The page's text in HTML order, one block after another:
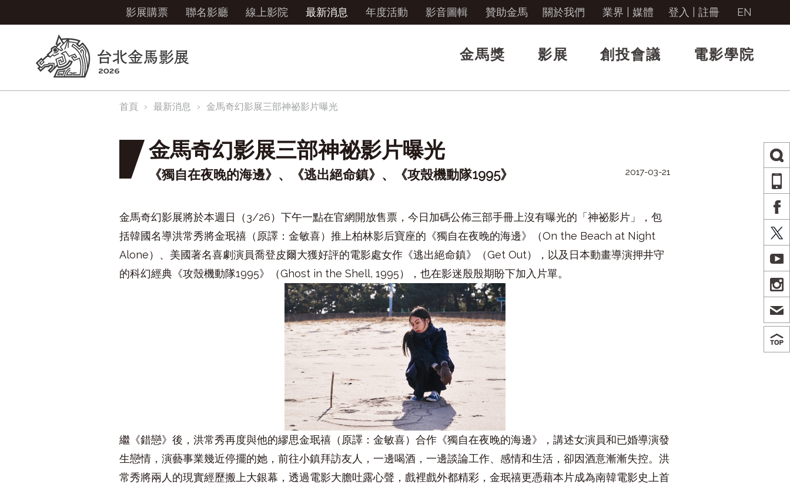
影展購票 聯名影廳 線上影院 最新消息 年度活動 影音圖輯 贊助金馬 關於我們 業界 | 媒體 登入 註冊 EN
金馬獎 影展 創投會議 電影學院
首頁 最新消息 金馬奇幻影展三部神祕影片曝光
金馬奇幻影展三部神祕影片曝光
《獨自在夜晚的海邊》、《逃出絕命鎮》、《攻殼機動隊1995》 2017-03-21
金馬奇幻影展將於本週日（3/26）下午一點在官網開放售票，今日加碼公佈三部手冊上沒有曝光的「神祕影片」，包
括韓國名導洪常秀將金珉禧（原譯：金敏喜）推上柏林影后寶座的《獨自在夜晚的海邊》（On the Beach at Night
Alone）、美國著名喜劇演員喬登皮爾大獲好評的電影處女作《逃出絕命鎮》（Get Out），以及日本動畫導演押井守
的科幻經典《攻殼機動隊1995》（Ghost in the Shell, 1995），也在影迷殷殷期盼下加入片單。
繼《錯戀》後，洪常秀再度與他的繆思金珉禧（原譯：金敏喜）合作《獨自在夜晚的海邊》，講述女演員和已婚導演發
生戀情，演藝事業幾近停擺的她，前往小鎮拜訪友人，一邊喝酒，一邊談論工作、感情和生活，卻因酒意漸漸失控。洪
常秀將兩人的現實經歷搬上大銀幕，透過電影大膽吐露心聲，戲裡戲外都精彩，金珉禧更憑藉本片成為南韓電影史上首
X